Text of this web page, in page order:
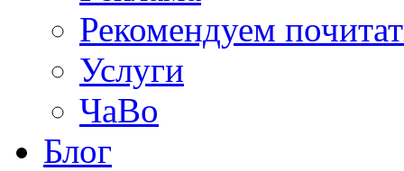
Рекомендуем
Услуги
ЧаВо
Блог